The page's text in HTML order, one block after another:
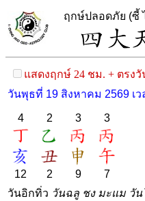
ฤกษ์ปลอดภัย (ซี้
แสดงฤกษ์ 24 ชม. + ตรง
วันพุธที่ 19 สิงหาคม 2569 เว
4 2 3 3
12 2 9
7
วันอิกทิ่ว วันฉลู ชง มะแม วั